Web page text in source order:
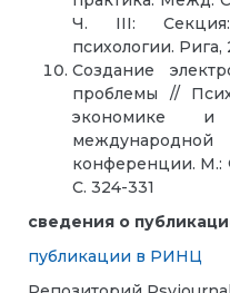
Ч. III: Секция:
психологии. Рига,
Создание
проблемы //
экономике и
конференции. М.:
С. 324-331
сведения о
публикации в РИНЦ